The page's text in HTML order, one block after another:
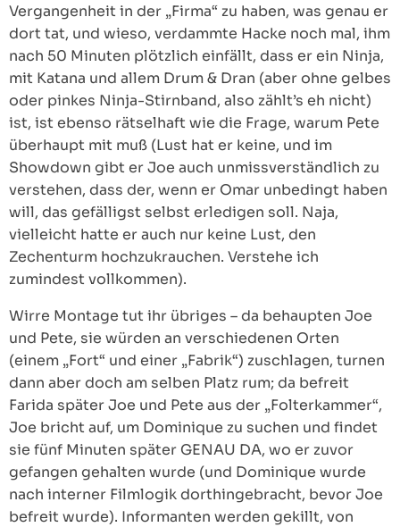
Vergangenheit in der „Firma“ zu haben, was genau er
dort tat, und wieso, verdammte Hacke noch mal, ihm
nach 50 Minuten plötzlich einfällt, dass er ein Ninja,
mit Katana und allem Drum & Dran (aber ohne gelbes
oder pinkes Ninja-Stirnband, also zählt’s eh nicht)
ist, ist ebenso rätselhaft wie die Frage, warum Pete
überhaupt mit muß (Lust hat er keine, und im
Showdown gibt er Joe auch unmissverständlich zu
verstehen, dass der, wenn er Omar unbedingt haben
will, das gefälligst selbst erledigen soll. Naja,
vielleicht hatte er auch nur keine Lust, den
Zechenturm hochzukrauchen. Verstehe ich
zumindest vollkommen).
Wirre Montage tut ihr übriges – da behaupten Joe
und Pete, sie würden an verschiedenen Orten
(einem „Fort“ und einer „Fabrik“) zuschlagen, turnen
dann aber doch am selben Platz rum; da befreit
Farida später Joe und Pete aus der „Folterkammer“,
Joe bricht auf, um Dominique zu suchen und findet
sie fünf Minuten später GENAU DA, wo er zuvor
gefangen gehalten wurde (und Dominique wurde
nach interner Filmlogik dorthingebracht, bevor Joe
befreit wurde). Informanten werden gekillt, von